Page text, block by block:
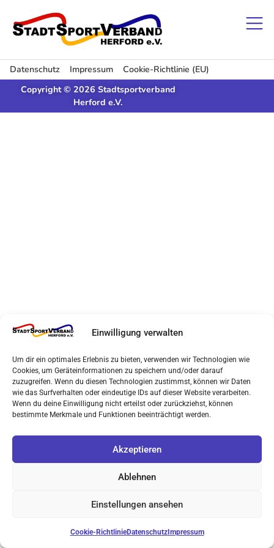
Einwilligung verwalten
Um dir ein optimales Erlebnis zu bieten, verwenden wir Technologien wie
Cookies, um Geräteinformationen zu speichern und/oder darauf
zuzugreifen. Wenn du diesen Technologien zustimmst, können wir Daten
wie das Surfverhalten oder eindeutige IDs auf dieser Website verarbeiten.
Wenn du deine Einwilligung nicht erteilst oder zurückziehst, können
bestimmte Merkmale und Funktionen beeinträchtigt werden.
Akzeptieren
Ablehnen
Einstellungen ansehen
Cookie-RichtlinieDatenschutzImpressum
Datenschutz Impressum
Cookie-Richtlinie (EU)
Copyright © 2026 Stadtsportverband
Herford e.V.